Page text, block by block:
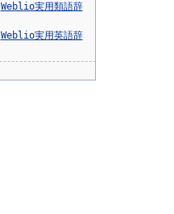
Weblio実用類語辞
Weblio実用英語辞